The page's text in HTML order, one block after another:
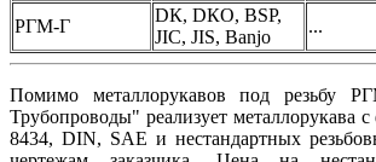
РГМ-Г
DК, DКO, BSP,
JIC, JIS, Banjo
...
Помимо металлорукавов под резьбу
Трубопроводы" реализует металлорукава
8434, DIN, SAE и нестандартных